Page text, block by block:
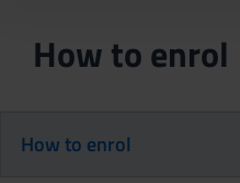
How to enrol
How to enrol